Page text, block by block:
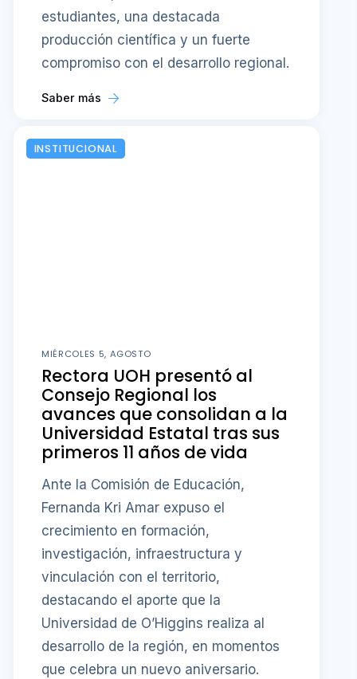
estudiantes, una destacada
producción científica y un fuerte
compromiso con el desarrollo regional.
Saber más
INSTITUCIONAL
MIÉRCOLES 5, AGOSTO
Rectora UOH presentó al
Consejo Regional los
avances que consolidan a la
Universidad Estatal tras sus
primeros 11 años de vida
Ante la Comisión de Educación,
Fernanda Kri Amar expuso el
crecimiento en formación,
investigación, infraestructura y
vinculación con el territorio,
destacando el aporte que la
Universidad de O’Higgins realiza al
desarrollo de la región, en momentos
que celebra un nuevo aniversario.